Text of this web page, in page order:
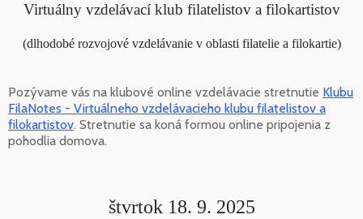
Virtuálny vzdelávací klub filatelistov a filokartistov
(dlhodobé rozvojové vzdelávanie v oblasti filatelie a filokartie)
Pozývame vás na klubové online vzdelávacie stretnutie Klubu
FilaNotes - Virtuálneho vzdelávacieho klubu filatelistov a
filokartistov. Stretnutie sa koná formou online pripojenia z
pohodlia domova.
štvrtok 18. 9. 2025